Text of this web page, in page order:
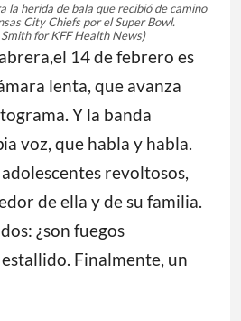
la herida de bala que recibió de camino
City Chiefs por el Super Bowl.
for KFF Health News)
14 de febrero es
lenta, que avanza
Y la banda
voz, que habla y habla.
revoltosos,
de ella y de su familia.
¿son fuegos
Finalmente, un